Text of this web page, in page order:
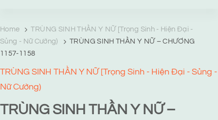
Home
TRÙNG SINH THẦN Y NỮ [Trọng Sinh - Hiện Đại -
Sủng - Nữ Cường)
TRÙNG SINH THẦN Y NỮ – CHƯƠNG
1157-1158
TRÙNG SINH THẦN Y NỮ [Trọng Sinh - Hiện Đại - Sủng -
Nữ Cường)
TRÙNG SINH THẦN Y NỮ –